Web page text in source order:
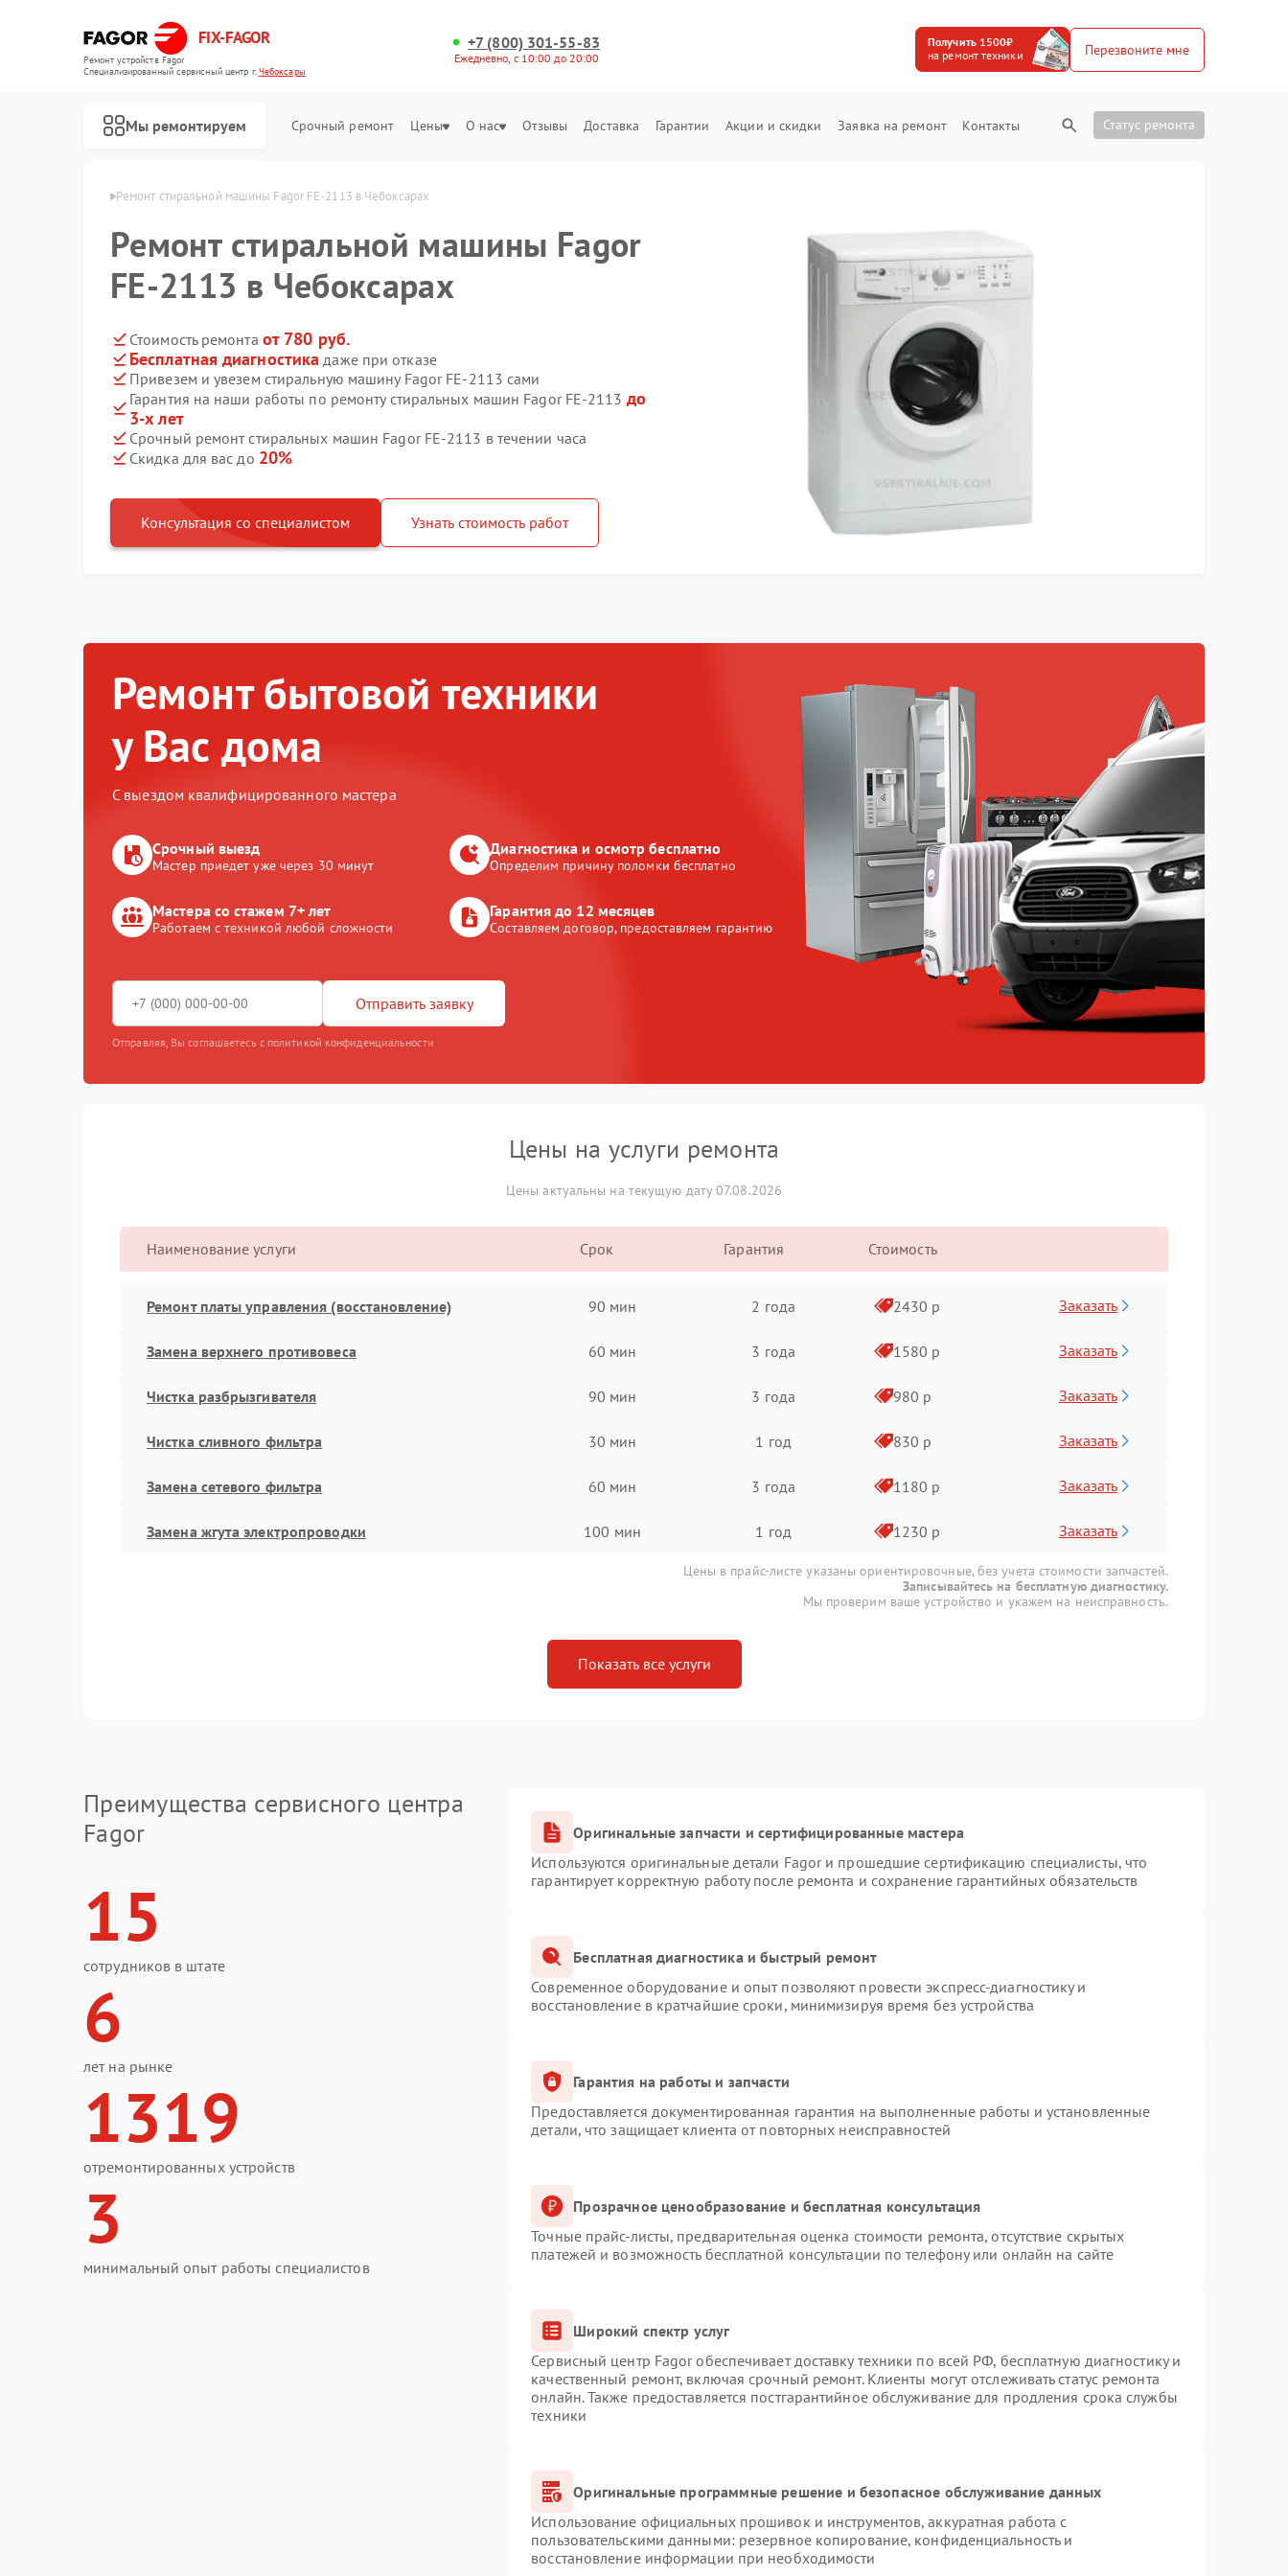
FIX-FAGOR
Ремонт устройств Fagor
Специализированный cервисный центр г.Чебоксары
+7 (800) 301-55-83
Ежедневно, с 10:00 до 20:00
Получить 1500₽
на ремонт техники
Перезвоните мне
Мы ремонтируем Срочный ремонт Цены О нас Отзывы Доставка Гарантии Акции и скидки Заявка на ремонт Контакты Статус ремонта
Ремонт стиральной машины Fagor FE-2113 в Чебоксарах
Ремонт стиральной машины Fagor
FE-2113 в Чебоксарах
Стоимость ремонта от 780 руб.
Бесплатная диагностика даже при отказе
Привезем и увезем стиральную машину Fagor FE-2113 сами
Гарантия на наши работы по ремонту стиральных машин Fagor FE-2113 до
3-х лет
Срочный ремонт стиральных машин Fagor FE-2113 в течении часа
Скидка для вас до 20%
Консультация со специалистом Узнать стоимость работ
Ремонт бытовой техники
у Вас дома
С выездом квалифицированного мастера
Срочный выезд
Мастер приедет уже через 30 минут
Диагностика и осмотр бесплатно
Определим причину поломки бесплатно
Мастера со стажем 7+ лет
Работаем с техникой любой сложности
Гарантия до 12 месяцев
Составляем договор, предоставляем гарантию
Отправить заявку
Отправляя, Вы соглашаетесь с политикой конфиденциальности
Цены на услуги ремонта
Цены актуальны на текущую дату 07.08.2026
Наименование услуги Срок Гарантия Стоимость
Ремонт платы управления (восстановление) 90 мин 2 года 2430 р Заказать
Замена верхнего противовеса 60 мин 3 года 1580 р Заказать
Чистка разбрызгивателя 90 мин 3 года 980 р Заказать
Чистка сливного фильтра 30 мин 1 год 830 р Заказать
Замена сетевого фильтра 60 мин 3 года 1180 р Заказать
Замена жгута электропроводки 100 мин 1 год 1230 р Заказать
Цены в прайс-листе указаны ориентировочные, без учета стоимости запчастей.
Записывайтесь на бесплатную диагностику.
Мы проверим ваше устройство и укажем на неисправность.
Показать все услуги
Преимущества сервисного центра
Fagor
15
сотрудников в штате
6
лет на рынке
1319
отремонтированных устройств
3
минимальный опыт работы специалистов
Оригинальные запчасти и сертифицированные мастера
Используются оригинальные детали Fagor и прошедшие сертификацию специалисты, что
гарантирует корректную работу после ремонта и сохранение гарантийных обязательств
Бесплатная диагностика и быстрый ремонт
Современное оборудование и опыт позволяют провести экспресс-диагностику и
восстановление в кратчайшие сроки, минимизируя время без устройства
Гарантия на работы и запчасти
Предоставляется документированная гарантия на выполненные работы и установленные
детали, что защищает клиента от повторных неисправностей
Прозрачное ценообразование и бесплатная консультация
Точные прайс-листы, предварительная оценка стоимости ремонта, отсутствие скрытых
платежей и возможность бесплатной консультации по телефону или онлайн на сайте
Широкий спектр услуг
Сервисный центр Fagor обеспечивает доставку техники по всей РФ, бесплатную диагностику и
качественный ремонт, включая срочный ремонт. Клиенты могут отслеживать статус ремонта
онлайн. Также предоставляется постгарантийное обслуживание для продления срока службы
техники
Оригинальные программные решение и безопасное обслуживание данных
Использование официальных прошивок и инструментов, аккуратная работа с
пользовательскими данными: резервное копирование, конфиденциальность и
восстановление информации при необходимости